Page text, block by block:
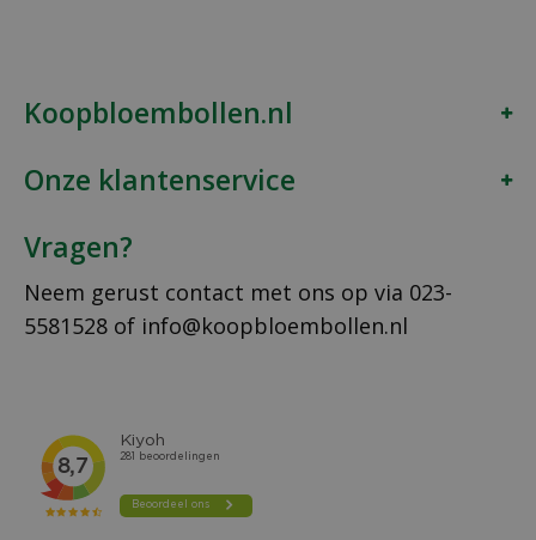
Koopbloembollen.nl
Onze klantenservice
Vragen?
Neem gerust contact met ons op via 023-
5581528 of info@koopbloembollen.nl